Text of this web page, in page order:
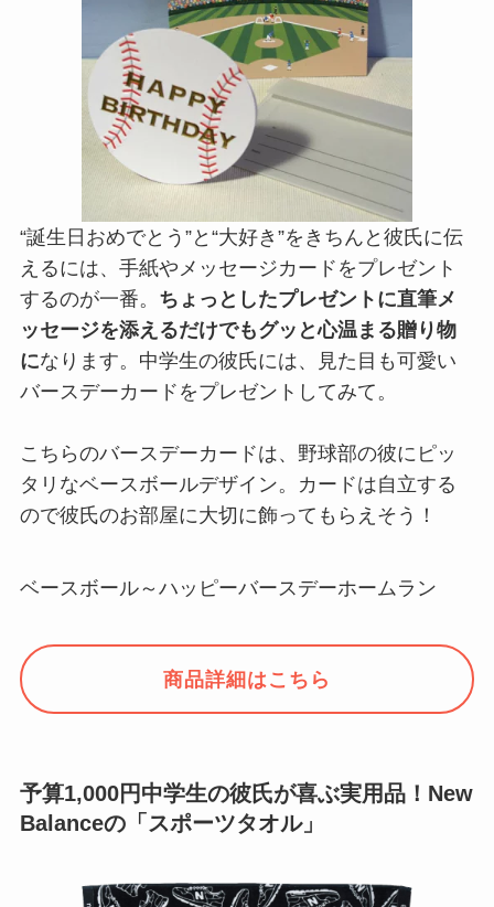
“誕生日おめでとう”と“大好き”をきちんと彼氏に伝
えるには、手紙やメッセージカードをプレゼント
するのが一番。 ちょっとしたプレゼントに直筆メ
ッセージを添えるだけでもグッと心温まる贈り物
になります。中学生の彼氏には、見た目も可愛い
バースデーカードをプレゼントしてみて。
こちらのバースデーカードは、野球部の彼にピッ
タリなベースボールデザイン。カードは自立する
ので彼氏のお部屋に大切に飾ってもらえそう！
ベースボール～ハッピーバースデーホームラン
商品詳細はこちら
予算1,000円中学生の彼氏が喜ぶ実用品！New
Balanceの「スポーツタオル」